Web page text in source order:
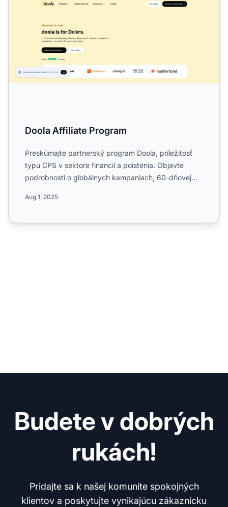
Doola Affiliate Program
Preskúmajte partnerský program Doola, príležitosť
typu CPS v sektore financií a poistenia. Objavte
podrobnosti o globálnych kampaniach, 60-dňovej
Aug 1, 2025
Budete v dobrých
rukách!
Pridajte sa k našej komunite spokojných
klientov a poskytujte vynikajúcu zákaznícku